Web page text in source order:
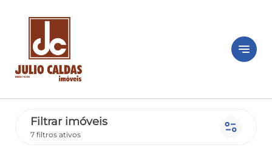
notes
Filtrar imóveis
7 filtros ativos page_info